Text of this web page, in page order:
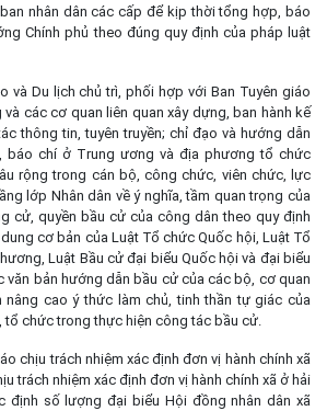
nhân dân các cấp để kịp thời tổng hợp, báo
Chính phủ theo đúng quy định của pháp luật
và Du lịch chủ trì, phối hợp với Ban Tuyên giáo
các cơ quan liên quan xây dựng, ban hành kế
thông tin, tuyên truyền; chỉ đạo và hướng dẫn
báo chí ở Trung ương và địa phương tổ chức
rộng trong cán bộ, công chức, viên chức, lực
lớp Nhân dân về ý nghĩa, tầm quan trọng của
cử, quyền bầu cử của công dân theo quy định
cơ bản của Luật Tổ chức Quốc hội, Luật Tổ
Luật Bầu cử đại biểu Quốc hội và đại biểu
văn bản hướng dẫn bầu cử của các bộ, cơ quan
cao ý thức làm chủ, tinh thần tự giác của
chức trong thực hiện công tác bầu cử.
chịu trách nhiệm xác định đơn vị hành chính xã
trách nhiệm xác định đơn vị hành chính xã ở hải
định số lượng đại biểu Hội đồng nhân dân xã